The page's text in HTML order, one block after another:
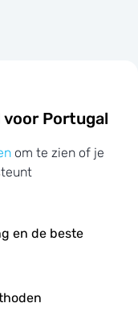
voor Portugal
om te zien of je
en de beste